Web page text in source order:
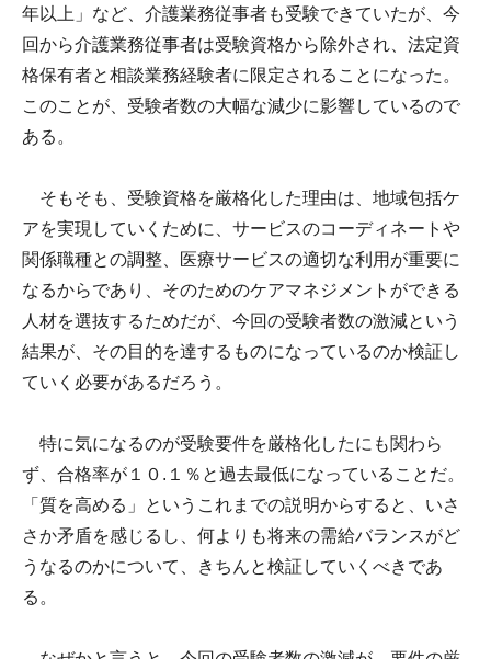
年以上」など、介護業務従事者も受験できていたが、今
回から介護業務従事者は受験資格から除外され、法定資
格保有者と相談業務経験者に限定されることになった。
このことが、受験者数の大幅な減少に影響しているので
ある。
そもそも、受験資格を厳格化した理由は、地域包括ケ
アを実現していくために、サービスのコーディネートや
関係職種との調整、医療サービスの適切な利用が重要に
なるからであり、そのためのケアマネジメントができる
人材を選抜するためだが、今回の受験者数の激減という
結果が、その目的を達するものになっているのか検証し
ていく必要があるだろう。
特に気になるのが受験要件を厳格化したにも関わら
ず、合格率が１０.１％と過去最低になっていることだ。
「質を高める」というこれまでの説明からすると、いさ
さか矛盾を感じるし、何よりも将来の需給バランスがど
うなるのかについて、きちんと検証していくべきであ
る。